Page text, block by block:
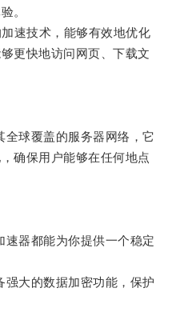
。
速技术，能够有效地优化
更快地访问网页、下载文
球覆盖的服务器网络，它
确保用户能够在任何地点
器都能为你提供一个稳定
大的数据加密功能，保护